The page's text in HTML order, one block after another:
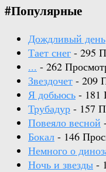
#Популярные
Дождливый день
Тает снег - 295
... - 262
Звездочет - 209
Я добьюсь - 181
Трубадур - 157
Повеяло весной
Бокал - 146
Немного о
Ночь и звезды -